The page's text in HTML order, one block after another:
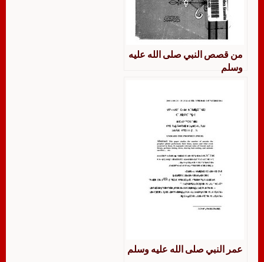
من قصص النبي صلى الله عليه
وسلم
عمر النبي صلى الله عليه وسلم